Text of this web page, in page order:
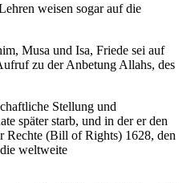
weisen sogar auf die
Musa und Isa, Friede sei auf
zu der Anbetung Allahs, des
Stellung und
später starb, und in der er den
Rechte (Bill of Rights) 1628, den
weltweite